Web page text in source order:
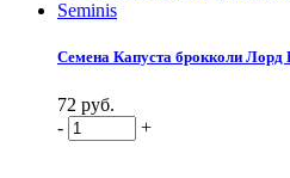
Семена Капуста брокколи
72 руб.
-
+